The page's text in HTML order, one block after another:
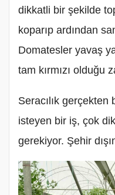
dikkatli bir şekilde
koparıp ardından
Domatesler yavaş
tam kırmızı olduğu
Seracılık
isteyen bir iş, çok
gerekiyor. Şehir